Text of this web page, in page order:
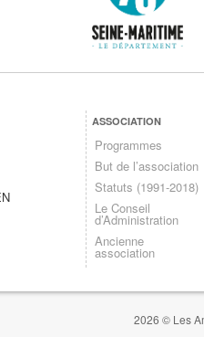
ASSOCIATION
Programmes
But de l’association
Statuts (1991-2018)
Le Conseil
d’Administration
Ancienne
association
2026 © Les